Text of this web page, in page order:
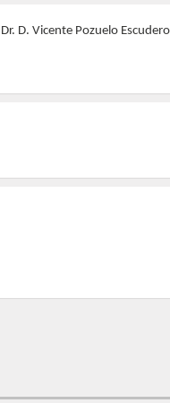
D. Vicente Pozuelo